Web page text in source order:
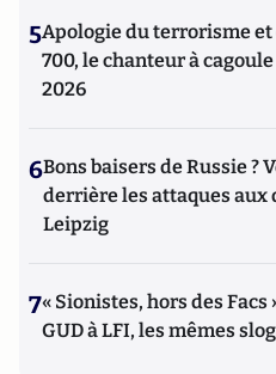
5Apologie du terrorisme
700, le chanteur à cagoule
2026
6Bons baisers de Russie ?
derrière les attaques aux
Leipzig
7« Sionistes, hors des
GUD à LFI, les mêmes